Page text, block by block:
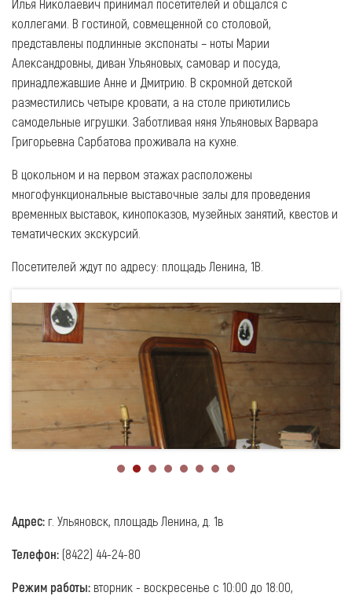
Илья Николаевич принимал посетителей и общался с
коллегами. В гостиной, совмещенной со столовой,
представлены подлинные экспонаты – ноты Марии
Александровны, диван Ульяновых, самовар и посуда,
принадлежавшие Анне и Дмитрию. В скромной детской
разместились четыре кровати, а на столе приютились
самодельные игрушки. Заботливая няня Ульяновых Варвара
Григорьевна Сарбатова проживала на кухне.
В цокольном и на первом этажах расположены
многофункциональные выставочные залы для проведения
временных выставок, кинопоказов, музейных занятий, квестов и
тематических экскурсий.
Посетителей ждут по адресу: площадь Ленина, 1В.
Адрес: г. Ульяновск, площадь Ленина, д. 1в
Телефон: (8422) 44-24-80
Режим работы: вторник - воскресенье с 10:00 до 18:00,